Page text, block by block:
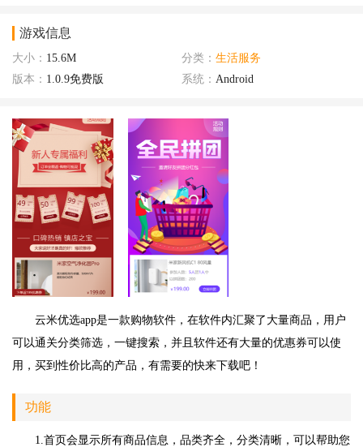
游戏信息
大小： 15.6M 分类： 生活服务
版本： 1.0.9免费版 系统： Android
云米优选app是一款购物软件，在软件内汇聚了大量商品，用户
可以通关分类筛选，一键搜索，并且软件还有大量的优惠券可以使
用，买到性价比高的产品，有需要的快来下载吧！
功能
1.首页会显示所有商品信息，品类齐全，分类清晰，可以帮助您